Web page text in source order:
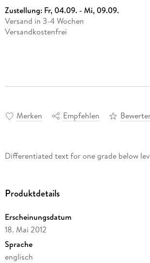
Zustellung: Fr, 04.09. - Mi, 09.09.
Versand in 3-4 Wochen
Versandkostenfrei
Merken Empfehlen
Differentiated text for one grade below
Produktdetails
Erscheinungsdatum
18. Mai 2012
Sprache
englisch